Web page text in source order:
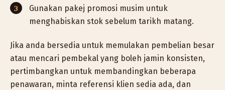
Gunakan pakej promosi musim untuk
menghabiskan stok sebelum tarikh matang.
Jika anda bersedia untuk memulakan pembelian besar
atau mencari pembekal yang boleh jamin konsisten,
pertimbangkan untuk membandingkan beberapa
penawaran, minta referensi klien sedia ada, dan